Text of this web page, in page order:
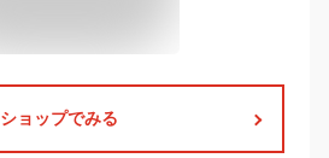
ショップでみる